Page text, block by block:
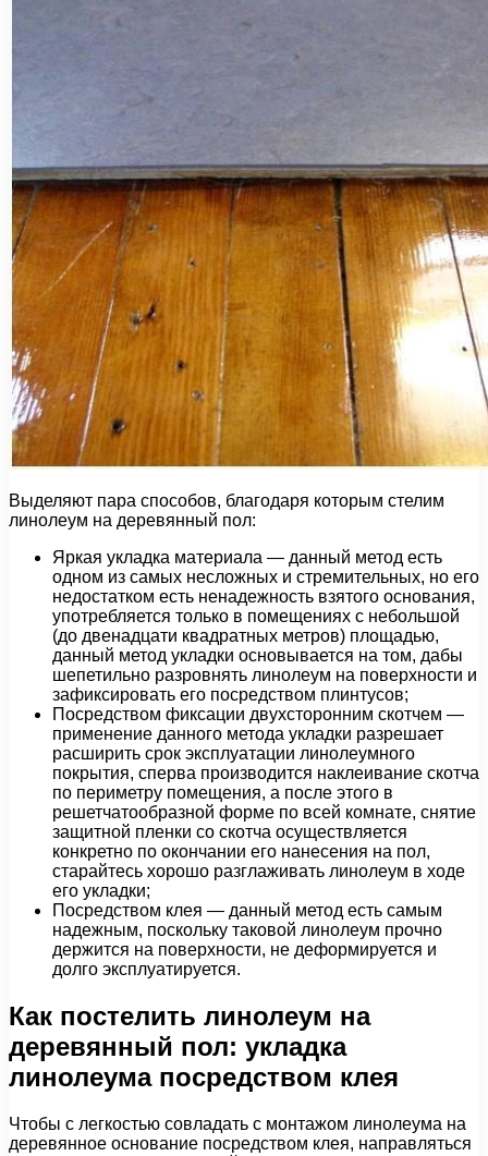
Выделяют пара способов, благодаря которым стелим
линолеум на деревянный пол:
Яркая укладка материала — данный метод есть
одном из самых несложных и стремительных, но его
недостатком есть ненадежность взятого основания,
употребляется только в помещениях с небольшой
(до двенадцати квадратных метров) площадью,
данный метод укладки основывается на том, дабы
шепетильно разровнять линолеум на поверхности и
зафиксировать его посредством плинтусов;
Посредством фиксации двухсторонним скотчем —
применение данного метода укладки разрешает
расширить срок эксплуатации линолеумного
покрытия, сперва производится наклеивание скотча
по периметру помещения, а после этого в
решетчатообразной форме по всей комнате, снятие
защитной пленки со скотча осуществляется
конкретно по окончании его нанесения на пол,
старайтесь хорошо разглаживать линолеум в ходе
его укладки;
Посредством клея — данный метод есть самым
надежным, поскольку таковой линолеум прочно
держится на поверхности, не деформируется и
долго эксплуатируется.
Как постелить линолеум на
деревянный пол: укладка
линолеума посредством клея
Чтобы с легкостью совладать с монтажом линолеума на
деревянное основание посредством клея, направляться